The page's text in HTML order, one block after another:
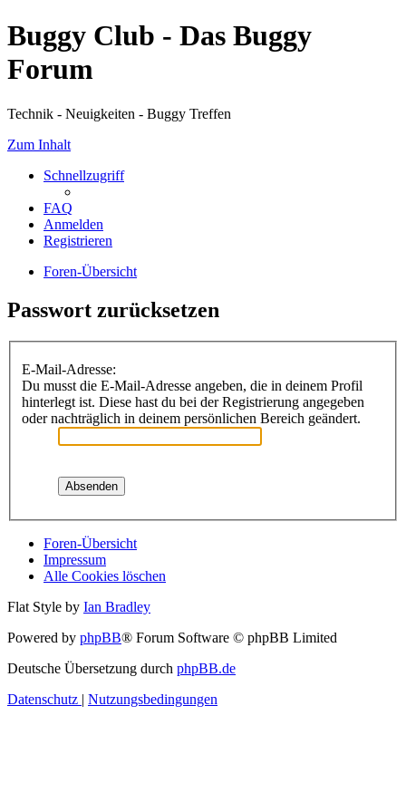
Buggy Club - Das Buggy
Forum
Technik - Neuigkeiten - Buggy Treffen
Zum Inhalt
Schnellzugriff
FAQ
Anmelden
Registrieren
Foren-Übersicht
Passwort zurücksetzen
E-Mail-Adresse:
Du musst die E-Mail-Adresse angeben, die in deinem Profil
hinterlegt ist. Diese hast du bei der Registrierung angegeben
oder nachträglich in deinem persönlichen Bereich geändert.
Foren-Übersicht
Impressum
Alle Cookies löschen
Flat Style by Ian Bradley
Powered by phpBB® Forum Software © phpBB Limited
Deutsche Übersetzung durch phpBB.de
Datenschutz | Nutzungsbedingungen